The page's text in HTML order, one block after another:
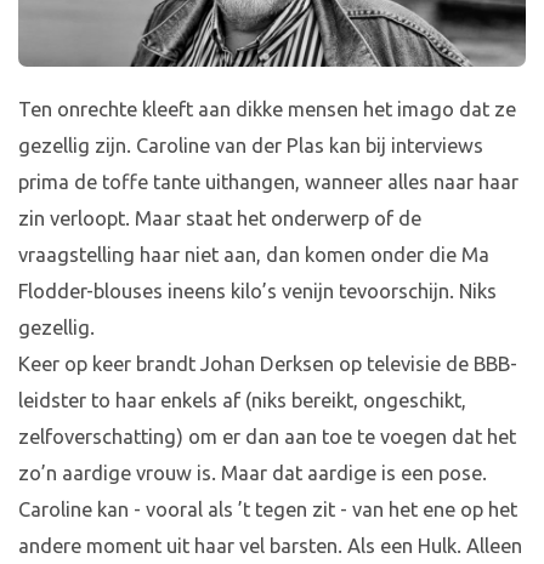
Ten onrechte kleeft aan dikke mensen het imago dat ze
gezellig zijn. Caroline van der Plas kan bij interviews
prima de toffe tante uithangen, wanneer alles naar haar
zin verloopt. Maar staat het onderwerp of de
vraagstelling haar niet aan, dan komen onder die Ma
Flodder-blouses ineens kilo’s venijn tevoorschijn. Niks
gezellig.
Keer op keer brandt Johan Derksen op televisie de BBB-
leidster to haar enkels af (niks bereikt, ongeschikt,
zelfoverschatting) om er dan aan toe te voegen dat het
zo’n aardige vrouw is. Maar dat aardige is een pose.
Caroline kan - vooral als ’t tegen zit - van het ene op het
andere moment uit haar vel barsten. Als een Hulk. Alleen